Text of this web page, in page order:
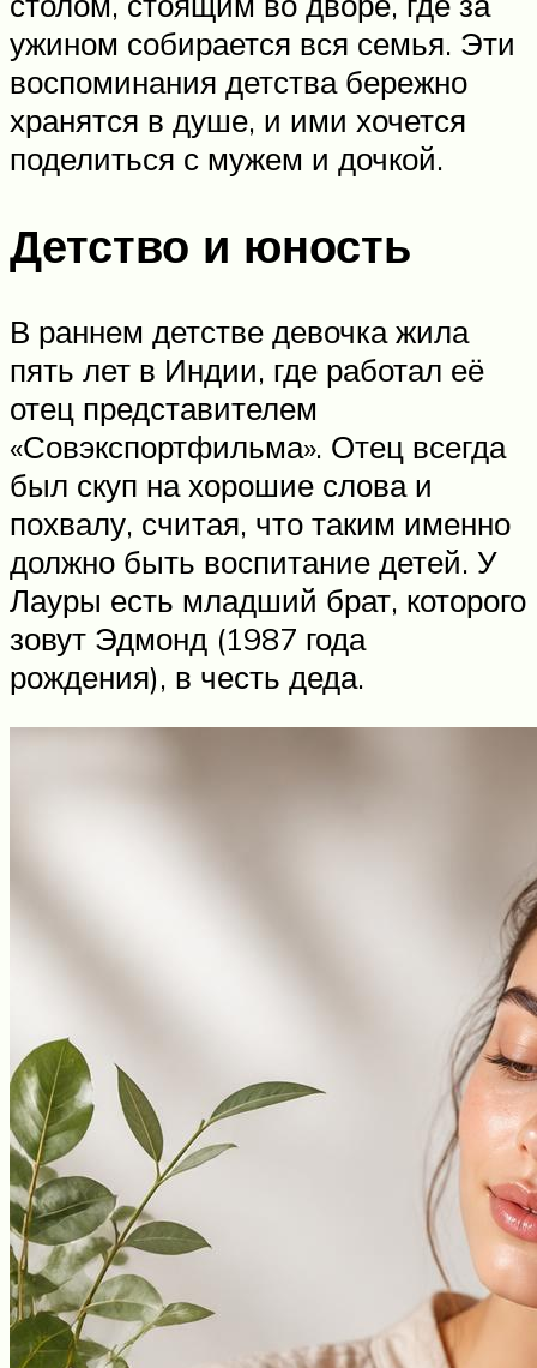
ужином собирается вся семья. Эти
воспоминания детства бережно
хранятся в душе, и ими хочется
поделиться с мужем и дочкой.
Детство и юность
В раннем детстве девочка жила
пять лет в Индии, где работал её
отец представителем
«Совэкспортфильма». Отец всегда
был скуп на хорошие слова и
похвалу, считая, что таким именно
должно быть воспитание детей. У
Лауры есть младший брат, которого
зовут Эдмонд (1987 года
рождения), в честь деда.